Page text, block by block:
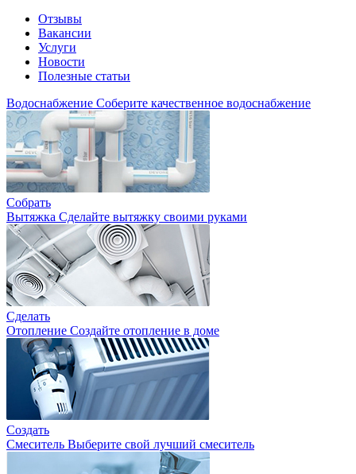
Отзывы
Вакансии
Услуги
Новости
Полезные статьи
Водоснабжение Соберите качественное водоснабжение
Собрать
Вытяжка Сделайте вытяжку своими руками
Сделать
Отопление Создайте отопление в доме
Создать
Смеситель Выберите свой лучший смеситель